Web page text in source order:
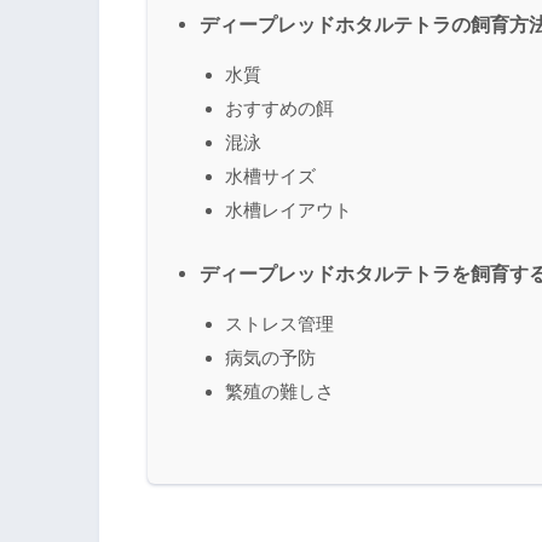
ディープレッドホタルテトラの飼育方
水質
おすすめの餌
混泳
水槽サイズ
水槽レイアウト
ディープレッドホタルテトラを飼育す
ストレス管理
病気の予防
繁殖の難しさ